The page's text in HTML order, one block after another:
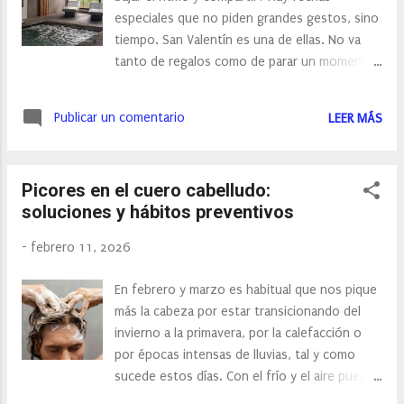
nocturna, que es cuando la piel está más
receptiva”. Paso 1: exfoliación nocturna, el
gesto más sencillo y efectivo La exfoliación
labial es el gran olvidado de la rutina facial,
mejor exfoliante? El azúcar, u...
especiales que no piden grandes gestos, sino
tiempo. San Valentín es una de ellas. No va
tanto de regalos como de parar un momento,
ya no es tan duro: los días empiezan a
mezcla convierte febrero en un mes perfecto
para escaparse en pareja. La Sierra de Aracena
otro lugar. Todo va más despacio. Los
a caminar sin mirar el reloj y el silencio tiene
algo reconfortante. En medio de ese
entorno, el Hotel Convento Aracena & Spa no
se presenta como un sitio donde hacer
muchas cosas, sino como un lugar donde
Publicar un comentario LEER MÁS
Picores en el cuero cabelludo:
soluciones y hábitos preventivos
- febrero 11, 2026
En febrero y marzo es habitual que nos pique
más la cabeza por estar transicionando del
invierno a la primavera, por la calefacción o
por épocas intensas de lluvias, tal y como
sucede estos días. Con el frío y el aire puede